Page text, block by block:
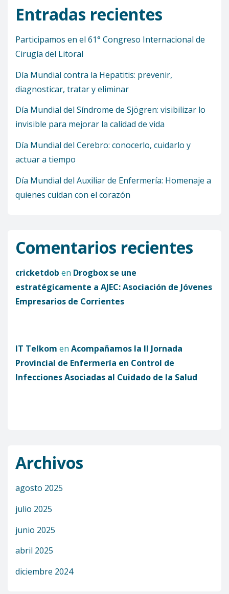
Entradas recientes
Participamos en el 61° Congreso Internacional de
Cirugía del Litoral
Día Mundial contra la Hepatitis: prevenir,
diagnosticar, tratar y eliminar
Día Mundial del Síndrome de Sjögren: visibilizar lo
invisible para mejorar la calidad de vida
Día Mundial del Cerebro: conocerlo, cuidarlo y
actuar a tiempo
Día Mundial del Auxiliar de Enfermería: Homenaje a
quienes cuidan con el corazón
Comentarios recientes
cricketdob en Drogbox se une
estratégicamente a AJEC: Asociación de Jóvenes
Empresarios de Corrientes
IT Telkom en Acompañamos la II Jornada
Provincial de Enfermería en Control de
Infecciones Asociadas al Cuidado de la Salud
Archivos
agosto 2025
julio 2025
junio 2025
abril 2025
diciembre 2024